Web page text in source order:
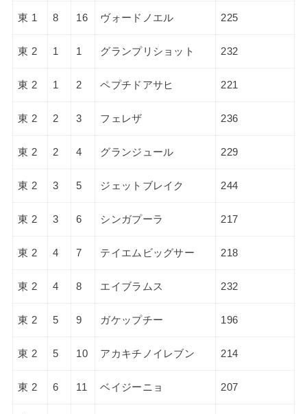
東 1 8 16 ヴォードノエル 225
東 2 1 1 グランプリショット 232
東 2 1 2 ペプチドアサヒ 221
東 2 2 3 フェレザ 236
東 2 2 4 グランジュール 229
東 2 3 5 ジェットブレイク 244
東 2 3 6 シンガプーラ 217
東 2 4 7 テイエムビッグサー 218
東 2 4 8 エイブラムス 232
東 2 5 9 ガケップチー 196
東 2 5 10 アカキチノイレブン 214
東 2 6 11 ベイジーニョ 207